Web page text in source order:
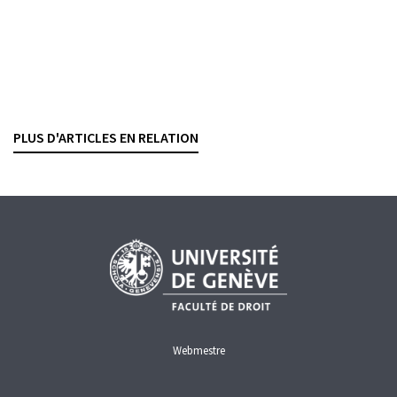
PLUS D'ARTICLES EN RELATION
Webmestre